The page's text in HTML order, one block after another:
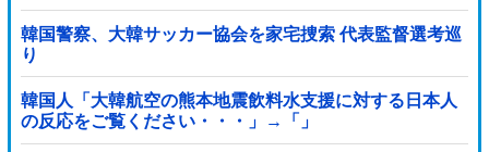
韓国警察、大韓サッカー協会を家宅捜索 代表監督選考巡
り
韓国人「大韓航空の熊本地震飲料水支援に対する日本人
の反応をご覧ください・・・」→「」